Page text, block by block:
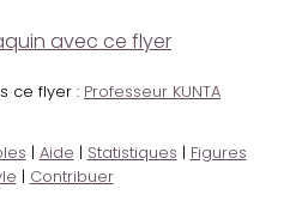
avec ce flyer
ce flyer : Professeur KUNTA
| Aide | Statistiques | Figures
| Contribuer